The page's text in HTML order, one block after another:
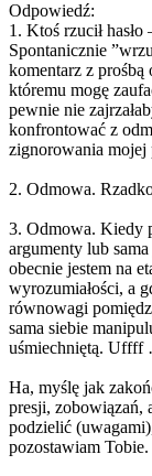
Odpowiedź:
1. Ktoś rzucił
Spontanicznie
komentarz z prośbą
któremu mogę
pewnie nie
konfrontować z
zignorowania mojej
2. Odmowa.
3. Odmowa. Kiedy
argumenty lub
obecnie jestem na
wyrozumiałości, a
równowagi
sama siebie
uśmiechniętą.
Ha, myślę jak
presji, zobowiązań,
podzielić
pozostawiam Tobie.